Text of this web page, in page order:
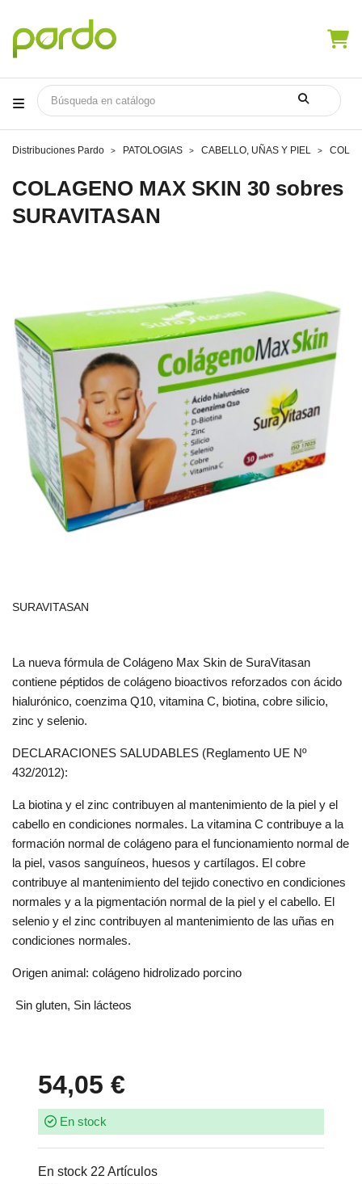
Distribuciones Pardo PATOLOGIAS CABELLO, UÑAS Y PIEL
COLAGENO MAX SKIN 30 sobres
SURAVITASAN
SURAVITASAN
La nueva fórmula de Colágeno Max Skin de SuraVitasan
contiene péptidos de colágeno bioactivos reforzados con ácido
hialurónico, coenzima Q10, vitamina C, biotina, cobre silicio,
zinc y selenio.
DECLARACIONES SALUDABLES (Reglamento UE Nº
432/2012):
La biotina y el zinc contribuyen al mantenimiento de la piel y el
cabello en condiciones normales. La vitamina C contribuye a la
formación normal de colágeno para el funcionamiento normal de
la piel, vasos sanguíneos, huesos y cartílagos. El cobre
contribuye al mantenimiento del tejido conectivo en condiciones
normales y a la pigmentación normal de la piel y el cabello. El
selenio y el zinc contribuyen al mantenimiento de las uñas en
condiciones normales.
Origen animal: colágeno hidrolizado porcino
Sin gluten, Sin lácteos
54,05 €
En stock
En stock 22 Artículos